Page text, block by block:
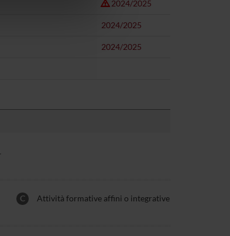
hai fornito loro o
2024/2025
2024/2025
2024/2025
C Attività formative affini o integrative